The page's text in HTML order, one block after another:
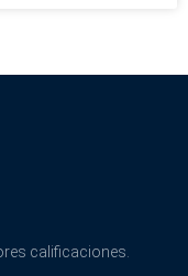
calificaciones.